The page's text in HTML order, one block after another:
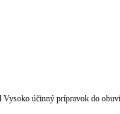
účinný prípravok do obuvi